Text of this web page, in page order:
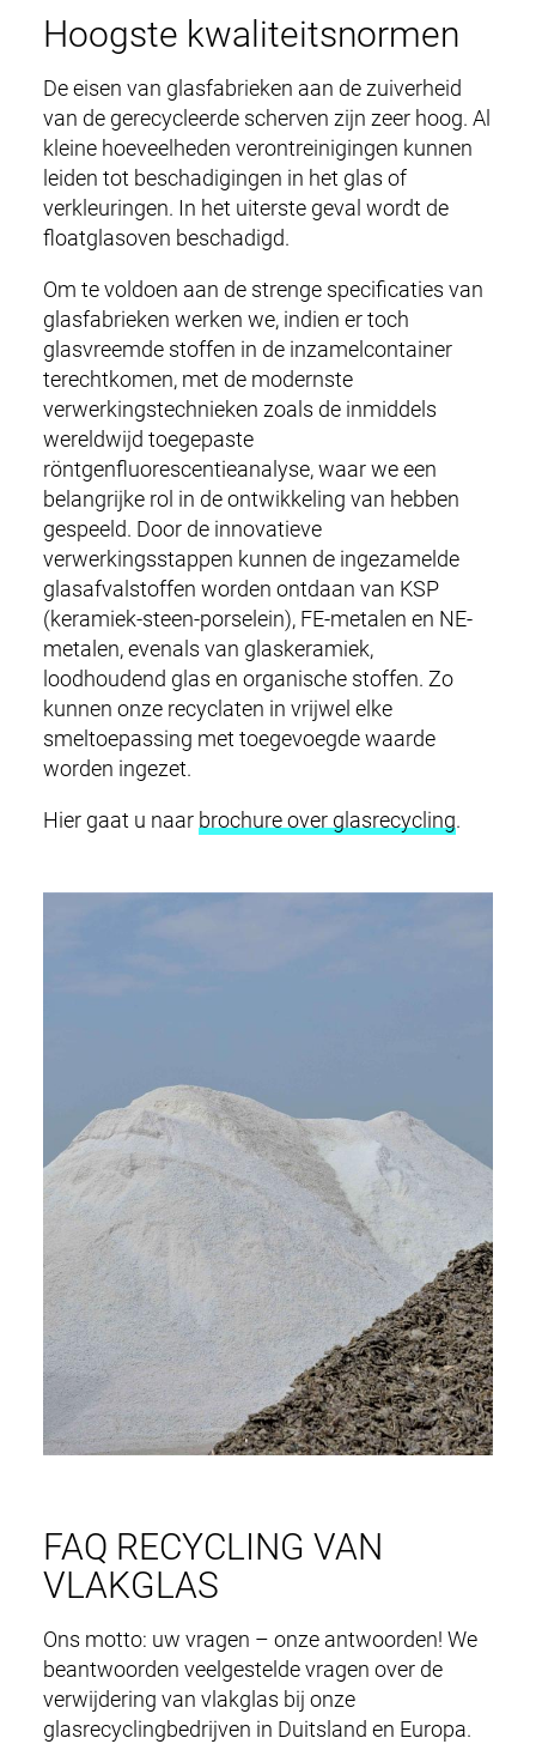
SERVICE & LOGISTIEK
CERTIFICATEN
BEDRIJF
CARRIÈRE
CONTACT
DOWNLOADS
Hoogste kwaliteitsnormen
De eisen van glasfabrieken aan de zuiverheid
van de gerecycleerde scherven zijn zeer hoog. Al
kleine hoeveelheden verontreinigingen kunnen
leiden tot beschadigingen in het glas of
verkleuringen. In het uiterste geval wordt de
floatglasoven beschadigd.
Om te voldoen aan de strenge specificaties van
glasfabrieken werken we, indien er toch
glasvreemde stoffen in de inzamelcontainer
terechtkomen, met de modernste
verwerkingstechnieken zoals de inmiddels
wereldwijd toegepaste
röntgenfluorescentieanalyse, waar we een
belangrijke rol in de ontwikkeling van hebben
gespeeld. Door de innovatieve
verwerkingsstappen kunnen de ingezamelde
glasafvalstoffen worden ontdaan van KSP
(keramiek-steen-porselein), FE-metalen en NE-
metalen, evenals van glaskeramiek,
loodhoudend glas en organische stoffen. Zo
kunnen onze recyclaten in vrijwel elke
smeltoepassing met toegevoegde waarde
worden ingezet.
Hier gaat u naar brochure over glasrecycling.
FAQ RECYCLING VAN
VLAKGLAS
Ons motto: uw vragen – onze antwoorden! We
beantwoorden veelgestelde vragen over de
verwijdering van vlakglas bij onze
glasrecyclingbedrijven in Duitsland en Europa.